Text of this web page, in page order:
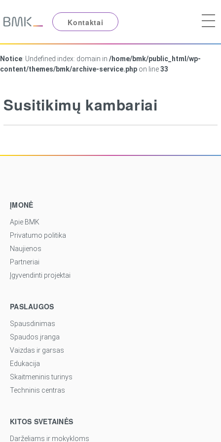
Kontaktai
Notice: Undefined index: domain in /home/bmk/public_html/wp-
content/themes/bmk/archive-service.php on line33
Susitikimų kambariai
ĮMONĖ
Apie BMK
Privatumo politika
Naujienos
Partneriai
Įgyvendinti projektai
PASLAUGOS
Spausdinimas
Spaudos įranga
Vaizdas ir garsas
Edukacija
Skaitmeninis turinys
Techninis centras
KITOS SVETAINĖS
Darželiams ir mokykloms